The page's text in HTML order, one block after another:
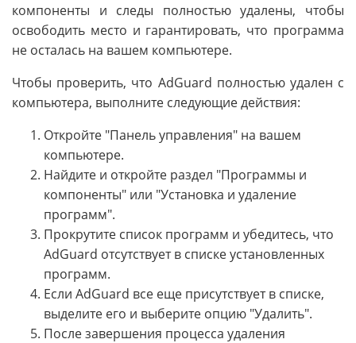
компоненты и следы полностью удалены, чтобы
освободить место и гарантировать, что программа
не осталась на вашем компьютере.
Чтобы проверить, что AdGuard полностью удален с
компьютера, выполните следующие действия:
Откройте "Панель управления" на вашем
компьютере.
Найдите и откройте раздел "Программы и
компоненты" или "Установка и удаление
программ".
Прокрутите список программ и убедитесь, что
AdGuard отсутствует в списке установленных
программ.
Если AdGuard все еще присутствует в списке,
выделите его и выберите опцию "Удалить".
После завершения процесса удаления